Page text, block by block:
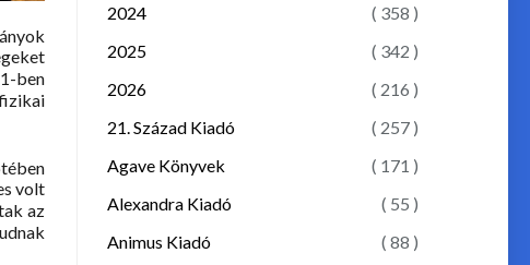
ben
volt
az
2024
( 358 )
2025
( 342 )
2026
( 216 )
21. Század Kiadó
( 257 )
Agave Könyvek
( 171 )
Alexandra Kiadó
( 55 )
Animus Kiadó
( 88 )